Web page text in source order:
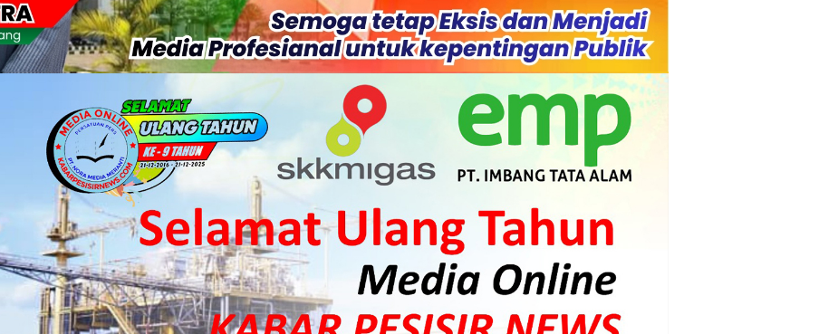
Monyet, YBM PLN UP3 Rengat Bersama PW IWO Riau Ulurkan Tangan Kemanusiaan
BPJS Rp52 Juta, Optimalisasi Pelaksanaan Program Jaminan Sosial Ketenagakerjaan Diperkuat
Sekoci24.co Resmi Layangkan Surat Konfirmasi ke PT Arara Abadi.
Disiapkan Kibarkan Merah Putih
HKI Rampungkan Penanganan Jalur Lembah Anai dan Malalak
Meranti Ikuti Jambore Nasional XII 2026 di Cibubur
Merah Putih" Jalin Sinergitas dengan Insan Pers, Komunitas dan Mahasiswa